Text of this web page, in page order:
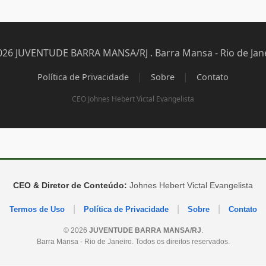
JUVENTUDE BARRA MANSA/RJ . Barra Mansa - Rio de
Política de Privacidade | Sobre | Contato
CEO Johnes Hebert Victal Evangelista
CEO & Diretor de Conteúdo: Johnes Hebert Victal Evangelista
Termos de Uso Política de Privacidade Sobre Contato
© 2026 JUVENTUDE BARRA MANSA/RJ
Barra Mansa - Rio de Janeiro. Todos os direitos reservados.